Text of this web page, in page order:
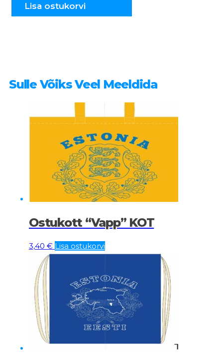
Lisa ostukorvi
Sulle Võiks Veel Meeldida
Ostukott “Vapp” KOT
3,40 € Lisa ostukorvi